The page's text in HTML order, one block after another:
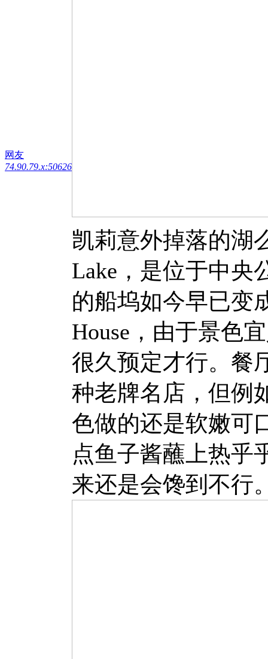
网友
74.90.79.x:50626
凯莉意外掉落的湖
Lake，是位于中央
的船坞如今早已变
House，由于景色
很久预定才行。餐
种老牌名店，但例
色做的还是软嫩可
点鱼子酱蘸上热乎
来还是会馋到不行